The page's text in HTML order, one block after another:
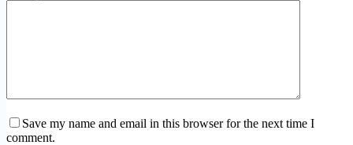
Save my name and email in this browser for the next time I
comment.